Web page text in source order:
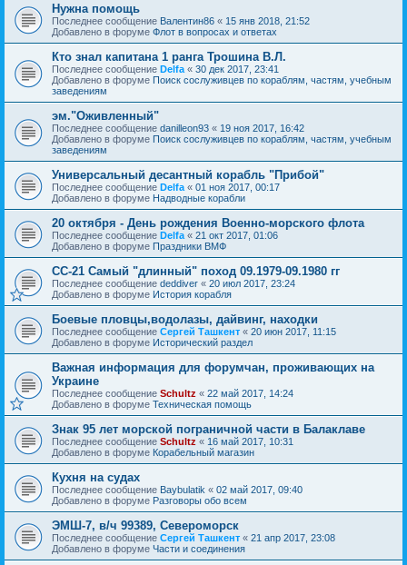
Нужна помощь
Последнее сообщение Валентин86 « 15 янв 2018, 21:52
Добавлено в форуме Флот в вопросах и ответах
Кто знал капитана 1 ранга Трошина В.Л.
Последнее сообщение Delfa « 30 дек 2017, 23:41
Добавлено в форуме Поиск сослуживцев по кораблям, частям, учебным
заведениям
эм."Оживленный"
Последнее сообщение danilleon93 « 19 ноя 2017, 16:42
Добавлено в форуме Поиск сослуживцев по кораблям, частям, учебным
заведениям
Универсальный десантный корабль "Прибой"
Последнее сообщение Delfa « 01 ноя 2017, 00:17
Добавлено в форуме Надводные корабли
20 октября - День рождения Военно-морского флота
Последнее сообщение Delfa « 21 окт 2017, 01:06
Добавлено в форуме Праздники ВМФ
СС-21 Самый "длинный" поход 09.1979-09.1980 гг
Последнее сообщение deddiver « 20 июл 2017, 23:24
Добавлено в форуме История корабля
Боевые пловцы,водолазы, дайвинг, находки
Последнее сообщение Сергей Ташкент « 20 июн 2017, 11:15
Добавлено в форуме Исторический раздел
Важная информация для форумчан, проживающих на
Украине
Последнее сообщение Schultz « 22 май 2017, 14:24
Добавлено в форуме Техническая помощь
Знак 95 лет морской пограничной части в Балаклаве
Последнее сообщение Schultz « 16 май 2017, 10:31
Добавлено в форуме Корабельный магазин
Кухня на судах
Последнее сообщение Baybulatik « 02 май 2017, 09:40
Добавлено в форуме Разговоры обо всем
ЭМШ-7, в/ч 99389, Североморск
Последнее сообщение Сергей Ташкент « 21 апр 2017, 23:08
Добавлено в форуме Части и соединения